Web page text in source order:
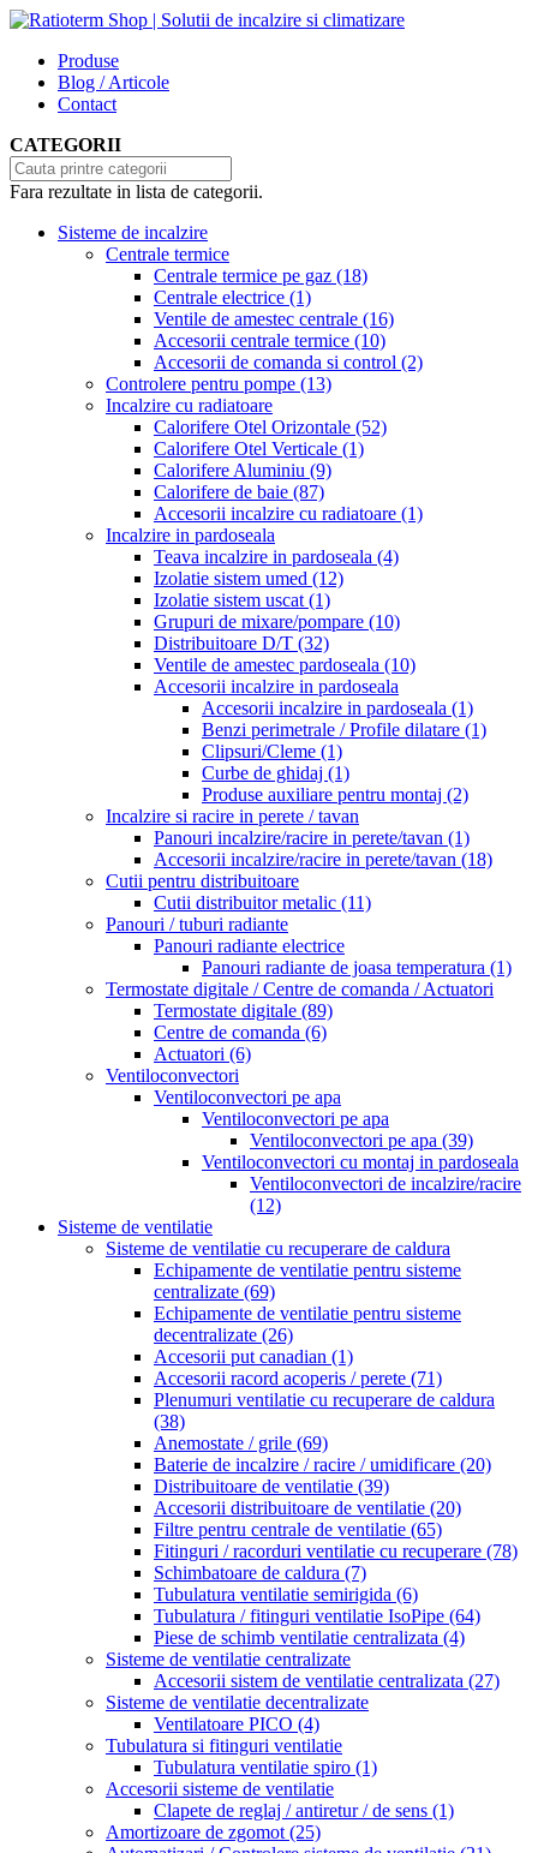
Produse
Blog / Articole
Contact
CATEGORII
Fara rezultate in lista de categorii.
Sisteme de incalzire
Centrale termice
Centrale termice pe gaz (18)
Centrale electrice (1)
Ventile de amestec centrale (16)
Accesorii centrale termice (10)
Accesorii de comanda si control (2)
Controlere pentru pompe (13)
Incalzire cu radiatoare
Calorifere Otel Orizontale (52)
Calorifere Otel Verticale (1)
Calorifere Aluminiu (9)
Calorifere de baie (87)
Accesorii incalzire cu radiatoare (1)
Incalzire in pardoseala
Teava incalzire in pardoseala (4)
Izolatie sistem umed (12)
Izolatie sistem uscat (1)
Grupuri de mixare/pompare (10)
Distribuitoare D/T (32)
Ventile de amestec pardoseala (10)
Accesorii incalzire in pardoseala
Accesorii incalzire in pardoseala (1)
Benzi perimetrale / Profile dilatare (1)
Clipsuri/Cleme (1)
Curbe de ghidaj (1)
Produse auxiliare pentru montaj (2)
Incalzire si racire in perete / tavan
Panouri incalzire/racire in perete/tavan (1)
Accesorii incalzire/racire in perete/tavan (18)
Cutii pentru distribuitoare
Cutii distribuitor metalic (11)
Panouri / tuburi radiante
Panouri radiante electrice
Panouri radiante de joasa temperatura (1)
Termostate digitale / Centre de comanda / Actuatori
Termostate digitale (89)
Centre de comanda (6)
Actuatori (6)
Ventiloconvectori
Ventiloconvectori pe apa
Ventiloconvectori pe apa
Ventiloconvectori pe apa (39)
Ventiloconvectori cu montaj in pardoseala
Ventiloconvectori de incalzire/racire
(12)
Sisteme de ventilatie
Sisteme de ventilatie cu recuperare de caldura
Echipamente de ventilatie pentru sisteme
centralizate (69)
Echipamente de ventilatie pentru sisteme
decentralizate (26)
Accesorii put canadian (1)
Accesorii racord acoperis / perete (71)
Plenumuri ventilatie cu recuperare de caldura
(38)
Anemostate / grile (69)
Baterie de incalzire / racire / umidificare (20)
Distribuitoare de ventilatie (39)
Accesorii distribuitoare de ventilatie (20)
Filtre pentru centrale de ventilatie (65)
Fitinguri / racorduri ventilatie cu recuperare (78)
Schimbatoare de caldura (7)
Tubulatura ventilatie semirigida (6)
Tubulatura / fitinguri ventilatie IsoPipe (64)
Piese de schimb ventilatie centralizata (4)
Sisteme de ventilatie centralizate
Accesorii sistem de ventilatie centralizata (27)
Sisteme de ventilatie decentralizate
Ventilatoare PICO (4)
Tubulatura si fitinguri ventilatie
Tubulatura ventilatie spiro (1)
Accesorii sisteme de ventilatie
Clapete de reglaj / antiretur / de sens (1)
Amortizoare de zgomot (25)